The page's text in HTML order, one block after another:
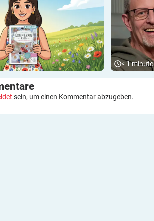
< 1minute
sein, um einen Kommentar abzugeben.